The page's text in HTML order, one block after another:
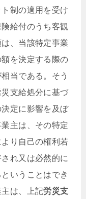
制の適用を受け
給付のうち客観
、当該特定事業
を決定する際の
当である。そう
支給処分に基づ
定に影響を及ぼ
主は、その特定
り自己の権利若
れ又は必然的に
いうことはでき
は、上記労災支